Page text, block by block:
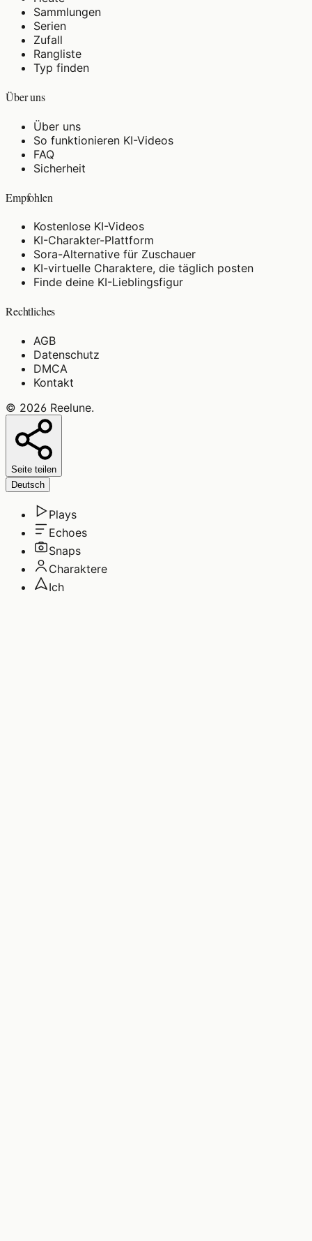
Sammlungen
Serien
Zufall
Rangliste
Typ finden
Über uns
Über uns
So funktionieren KI-Videos
FAQ
Sicherheit
Empfohlen
Kostenlose KI-Videos
KI-Charakter-Plattform
Sora-Alternative für Zuschauer
KI-virtuelle Charaktere, die täglich posten
Finde deine KI-Lieblingsfigur
Rechtliches
AGB
Datenschutz
DMCA
Kontakt
© 2026 Reelune.
Seite teilen
Deutsch
Plays
Echoes
Snaps
Charaktere
Ich